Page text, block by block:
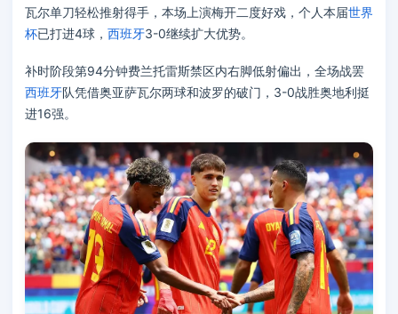
瓦尔单刀轻松推射得手，本场上演梅开二度好戏，个人本届世界
杯已打进4球， 西班牙3-0继续扩大优势。
补时阶段第94分钟费兰托雷斯禁区内右脚低射偏出，全场战罢
西班牙队凭借奥亚萨瓦尔两球和波罗的破门，3-0战胜奥地利挺
进16强。